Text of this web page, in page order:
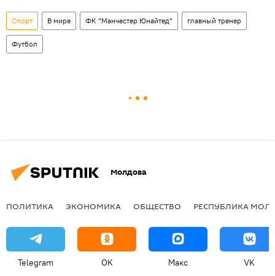
Спорт В мире ФК "Манчестер Юнайтед" главный тренер
Футбол
Молдова
ПОЛИТИКА ЭКОНОМИКА ОБЩЕСТВО РЕСПУБЛИКА
Telegram OK Макс VK